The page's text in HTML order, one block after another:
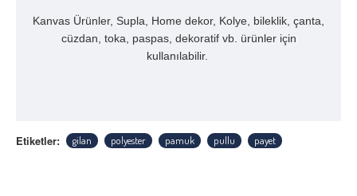
Kanvas Ürünler, Supla, Home dekor, Kolye, bileklik, çanta,
cüzdan, toka, paspas, dekoratif vb. ürünler için
kullanılabilir.
Etiketler: gilan polyester pamuk pullu payet